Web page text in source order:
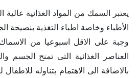
يعتبر السمك من المواد الغذائية عالية
الأطباء وخاصة اطباء التغذية بنصيحة
وجبة على الاقل اسبوعيا من
العناصر الغذائية التى تمنح الجسم
بالاضافة الى الاهتمام بتناوله